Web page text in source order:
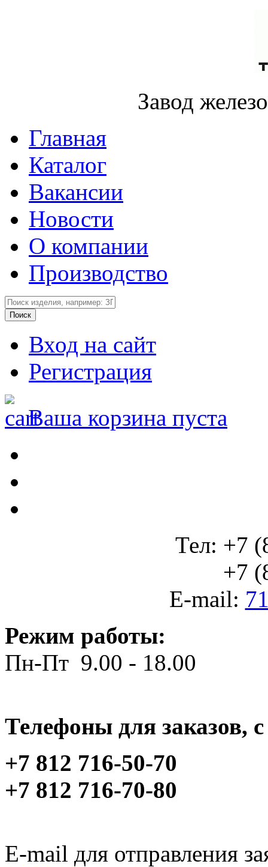
Завод
Главная
Каталог
Вакансии
Новости
О компании
Производство
Вход на сайт
Регистрация
Ваша корзина пуста
Тел: +7
+7
E-mail:
Режим работы:
Пн-Пт 9.00 - 18.00
Телефоны для заказов,
+7 812 716-50-70
+7 812 716-70-80
E-mail для отправления